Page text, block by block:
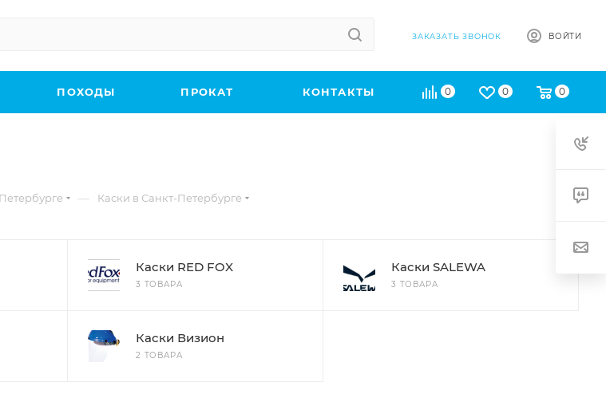
ЗАКАЗАТЬ ЗВОНОК ВОЙТИ
0 0 0
ПОХОДЫ ПРОКАТ КОНТАКТЫ
— Каски в Санкт-Петербурге
Каски RED FOX
3 ТОВАРА
Каски SALEWA
3 ТОВАРА
Каски Визион
2 ТОВАРА